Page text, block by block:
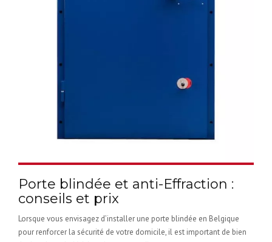
Porte blindée et anti-Effraction :
conseils et prix
Lorsque vous envisagez d’installer une porte blindée en Belgique
pour renforcer la sécurité de votre domicile, il est important de bien